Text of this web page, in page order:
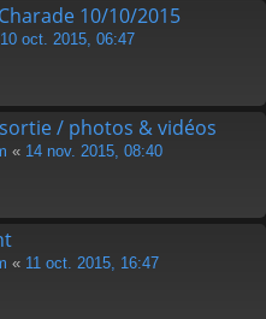
10/10/2015
10 oct. 2015, 06:47
/ photos & vidéos
« 14 nov. 2015, 08:40
« 11 oct. 2015, 16:47